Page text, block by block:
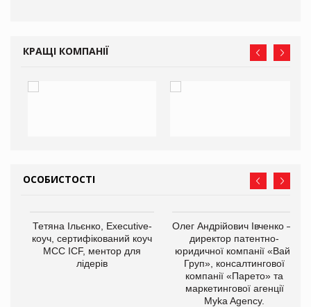
КРАЩІ КОМПАНІЇ
ОСОБИСТОСТІ
Тетяна Ільєнко, Executive-
коуч, сертифікований коуч
МСС ICF, ментор для
лідерів
Олег Андрійович Івченко —
директор патентно-
юридичної компанії «Вайз
Груп», консалтингової
компанії «Парето» та
маркетингової агенції
Myka Agency.